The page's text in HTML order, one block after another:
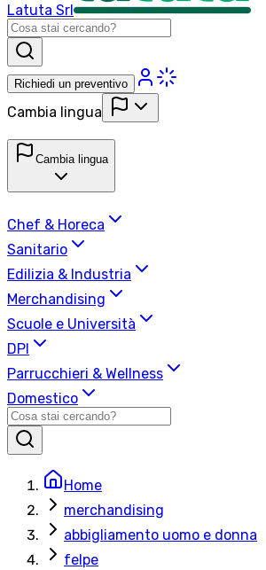
Latuta Srl
Richiedi un preventivo
Cambia lingua
Cambia lingua
Chef & Horeca
Sanitario
Edilizia & Industria
Merchandising
Scuole e Università
DPI
Parrucchieri & Wellness
Domestico
Home
merchandising
abbigliamento uomo e donna
felpe